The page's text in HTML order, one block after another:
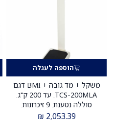
הוספה לעגלה
משקל + מד גובה + BMI דגם
TCS-200MLA. עד 200 ק"ג.
סוללה נטענת. 9 זיכרונות.
ס.מדיק יבוא
2,053.39
₪